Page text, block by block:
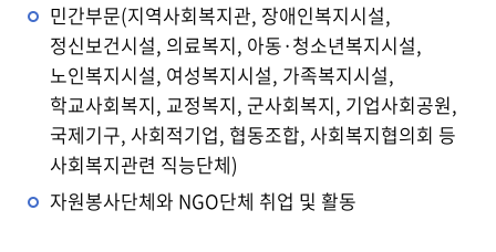
민간부문(지역사회복지관, 장애인복지시설,
정신보건시설, 의료복지, 아동·청소년복지시설,
노인복지시설, 여성복지시설, 가족복지시설,
학교사회복지, 교정복지, 군사회복지, 기업사회공원,
국제기구, 사회적기업, 협동조합, 사회복지협의회 등
사회복지관련 직능단체)
자원봉사단체와 NGO단체 취업 및 활동